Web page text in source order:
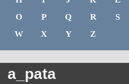
O
P Q R S
W
X Y Z
a_pata